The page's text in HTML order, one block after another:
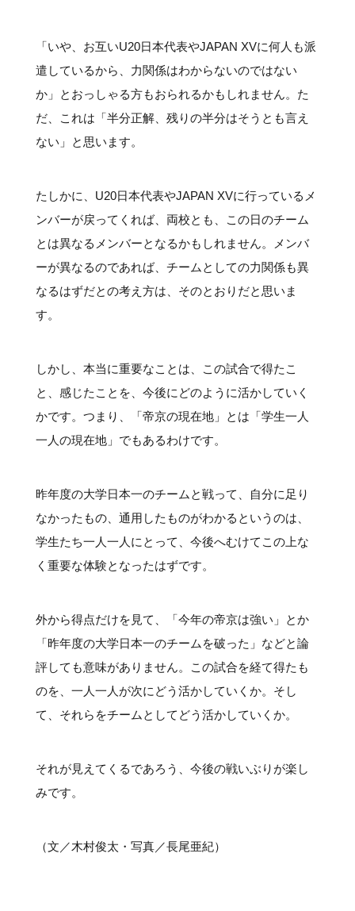
「いや、お互いU20日本代表やJAPAN XVに何人も派
遣しているから、力関係はわからないのではない
か」とおっしゃる方もおられるかもしれません。た
だ、これは「半分正解、残りの半分はそうとも言え
ない」と思います。
たしかに、U20日本代表やJAPAN XVに行っているメ
ンバーが戻ってくれば、両校とも、この日のチーム
とは異なるメンバーとなるかもしれません。メンバ
ーが異なるのであれば、チームとしての力関係も異
なるはずだとの考え方は、そのとおりだと思いま
す。
しかし、本当に重要なことは、この試合で得たこ
と、感じたことを、今後にどのように活かしていく
かです。つまり、「帝京の現在地」とは「学生一人
一人の現在地」でもあるわけです。
昨年度の大学日本一のチームと戦って、自分に足り
なかったもの、通用したものがわかるというのは、
学生たち一人一人にとって、今後へむけてこの上な
く重要な体験となったはずです。
外から得点だけを見て、「今年の帝京は強い」とか
「昨年度の大学日本一のチームを破った」などと論
評しても意味がありません。この試合を経て得たも
のを、一人一人が次にどう活かしていくか。そし
て、それらをチームとしてどう活かしていくか。
それが見えてくるであろう、今後の戦いぶりが楽し
みです。
（文／木村俊太・写真／長尾亜紀）